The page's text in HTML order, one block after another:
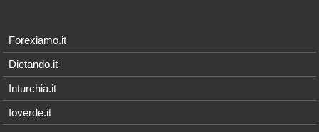
Forexiamo.it
Dietando.it
Inturchia.it
Ioverde.it